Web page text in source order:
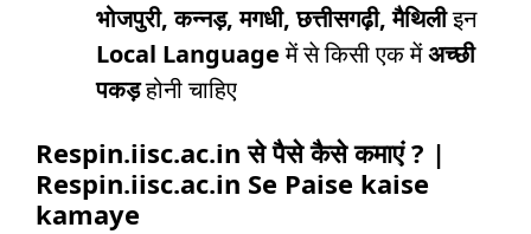
भोजपुरी, कन्नड़, मगधी, छत्तीसगढ़ी, मैथिलीइन
Local Languageमें से किसी एक मेंअच्छी
पकड़होनी चाहिए
Respin.iisc.ac.in से पैसे कैसे कमाएं ? |
Respin.iisc.ac.in Se Paise kaise
kamaye